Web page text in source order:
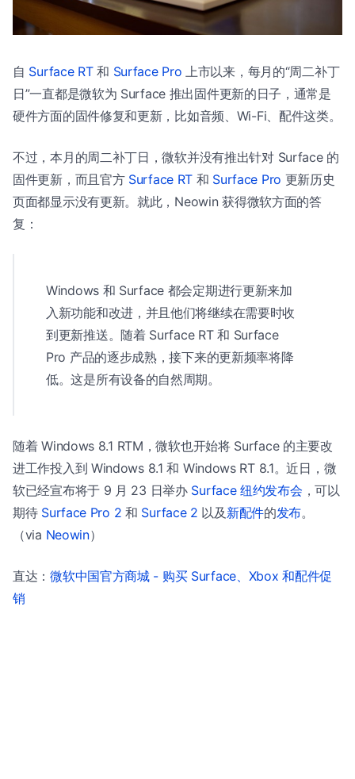
自 Surface RT和 Surface Pro 上市以来，每月的“周二补丁
日”一直都是微软为 Surface 推出固件更新的日子，通常是
硬件方面的固件修复和更新，比如音频、Wi-Fi、配件这类。
不过，本月的周二补丁日，微软并没有推出针对 Surface 的
固件更新，而且官方 Surface RT 和 Surface Pro 更新历史
页面都显示没有更新。就此，Neowin 获得微软方面的答
复：
Windows 和 Surface 都会定期进行更新来加
入新功能和改进，并且他们将继续在需要时收
到更新推送。随着 Surface RT 和 Surface
Pro 产品的逐步成熟，接下来的更新频率将降
低。这是所有设备的自然周期。
随着 Windows 8.1 RTM，微软也开始将 Surface 的主要改
进工作投入到 Windows 8.1 和 Windows RT 8.1。近日，微
软已经宣布将于 9 月 23 日举办 Surface 纽约发布会 ，可以
期待 Surface Pro 2 和 Surface 2 以及 新配件的发布。
（via Neowin）
直达：微软中国官方商城 - 购买 Surface、Xbox 和配件促
销